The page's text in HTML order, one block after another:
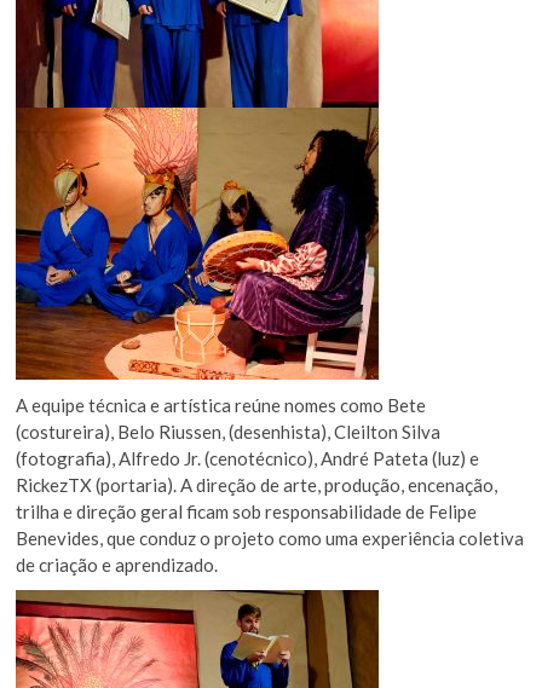
A equipe técnica e artística reúne nomes como Bete
(costureira), Belo Riussen, (desenhista), Cleilton Silva
(fotografia), Alfredo Jr. (cenotécnico), André Pateta (luz) e
RickezTX (portaria). A direção de arte, produção, encenação,
trilha e direção geral ficam sob responsabilidade de Felipe
Benevides, que conduz o projeto como uma experiência coletiva
de criação e aprendizado.